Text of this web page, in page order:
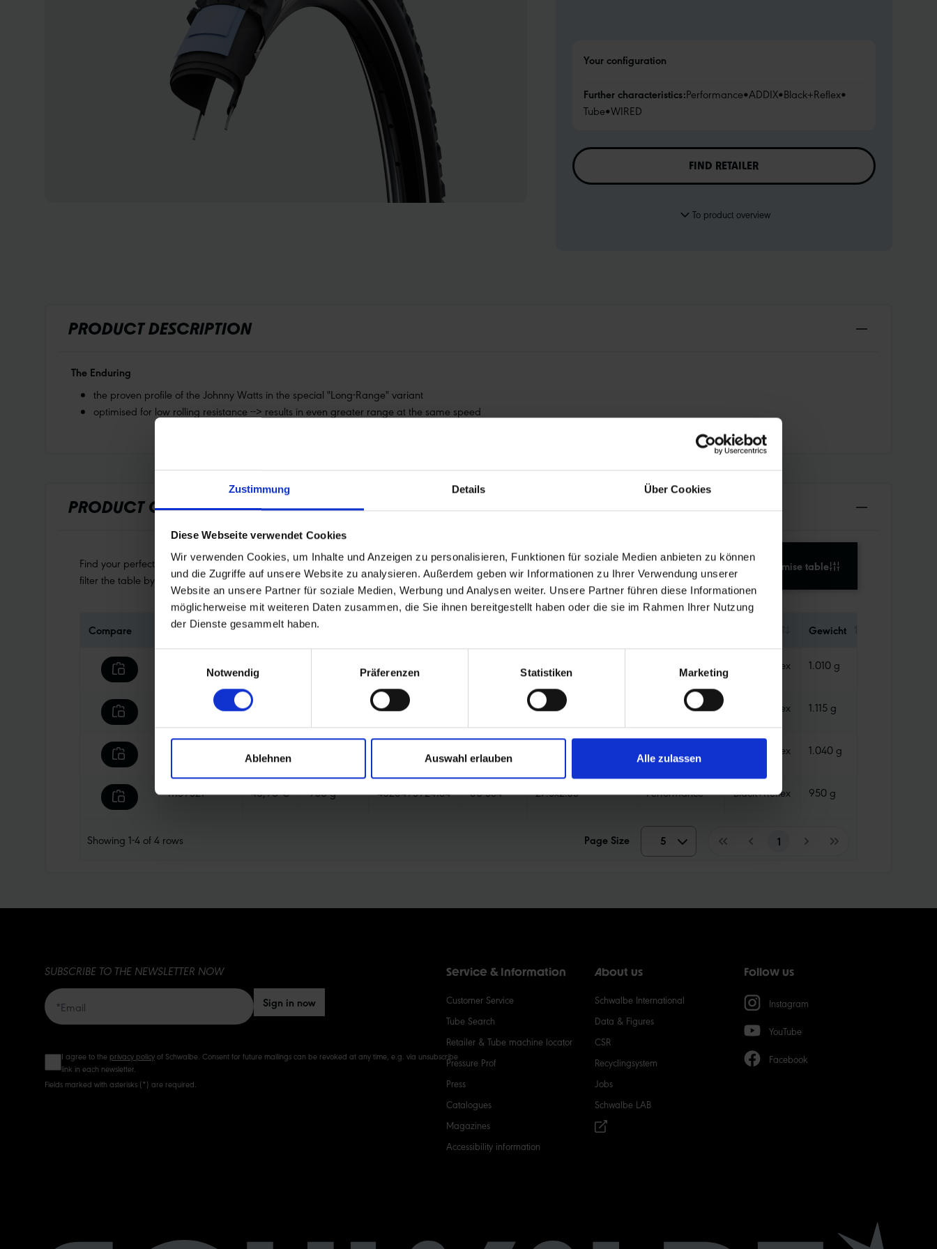
Zustimmung Details Über Cookies
Diese Webseite verwendet Cookies
Wir verwenden Cookies, um Inhalte und Anzeigen zu personalisieren, Funktionen für soziale Medien anbieten zu können
und die Zugriffe auf unsere Website zu analysieren. Außerdem geben wir Informationen zu Ihrer Verwendung unserer
Website an unsere Partner für soziale Medien, Werbung und Analysen weiter. Unsere Partner führen diese Informationen
möglicherweise mit weiteren Daten zusammen, die Sie ihnen bereitgestellt haben oder die sie im Rahmen Ihrer Nutzung
der Dienste gesammelt haben.
Notwendig
Präferenzen Statistiken Marketing
Ablehnen Auswahl erlauben Alle zulassen
Your configuration
Further characteristics:Performance•ADDIX•Black+Reflex•
Tube•WIRED
FIND RETAILER
To product overview
PRODUCT DESCRIPTION
The Enduring
the proven profile of the Johnny Watts in the special "Long-Range" variant
optimised for low rolling resistance --> results in even greater range at the same speed
PRODUCT OVERVIEW
Find your perfect tyre even faster. Use the search to narrow down the articles or
filter the table by the categories that interest you. Sort the tyres using the arrows.
Customise table
Compare Article No. Price Weight Gewicht
Black+Reflex 1.010 g
43,90 € 4026495924061 29x2.60 Performance Black+Reflex 1.115 g
Black+Reflex 1.040 g
11159521 40,90 € 950 g 4026495924184 60-584 27.5x2.35 Performance Black+Reflex 950 g
Showing 1-4of4 rows Page Size 5 5
50
1
SUBSCRIBE TO THE NEWSLETTER NOW
Sign in now
I agree to the privacy policyof Schwalbe. Consent for future mailings can be revoked at any time, e.g. via unsubscribe
link in each newsletter.
Fields marked with asterisks (*) are required.
Service & Information
Customer Service
Tube Search
Retailer & Tube machine locator
Pressure Prof
Press
Catalogues
Magazines
Accessibility information
About us
Schwalbe International
Data & Figures
CSR
Recyclingsystem
Jobs
Schwalbe LAB
Follow us
Instagram
YouTube
Facebook